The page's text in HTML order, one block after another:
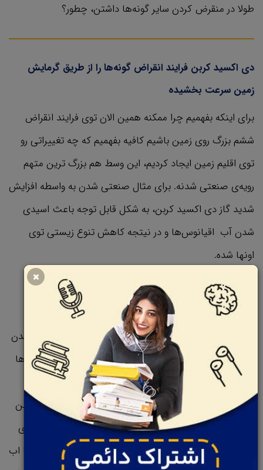
طولا در منقرض کردن سایر گونه‌ها داشتن، چطور؟
دی اکسید کربن فرایند انقراض گونه‌ها را از طریق گرمایش
زمین سرعت بخشیده
برای اینکه بفهمیم چرا ممکنه همین الان توی فرایند انقراض
ششم بزرگ روی زمین باشیم کافیه بفهمیم که چه تغییراتی رو
توی اقلیم زمین ایجاد کردیم، این وسط هم بزرگ ترین متهم
رویه‌ی صنعتی شدنه. برای مثال صنعتی شدن به واسطه افزایش
شدید گاز دی اکسید کربن، به شکل قابل توجه باعث اسیدی
شدن آب اقیانوس‌ها و در نیتجه کاهش تنوع زیستی توی
اونها شده.
دقیقا چطوری؟
اقیانوس‌ها و اتمسفر زمین به طور دائمی در حال رد و بدل شدن
با هم هستن. گازهای موجود در هوا توی آب های اقیانوس‌ها
حل میشن از اون طرف هم سطح آب اقیانوس‌ها از طریق
تبخیر شدن به اتمسفر بر میگرده. بنابراین، افزایش میزان کربن
دی اکسید توی اتمسفر زمین به معنی افزایش میزان اون توی
آب‌ها هم هست. نکته دیگه اینکه وقتی کربن دی اکسید با اب